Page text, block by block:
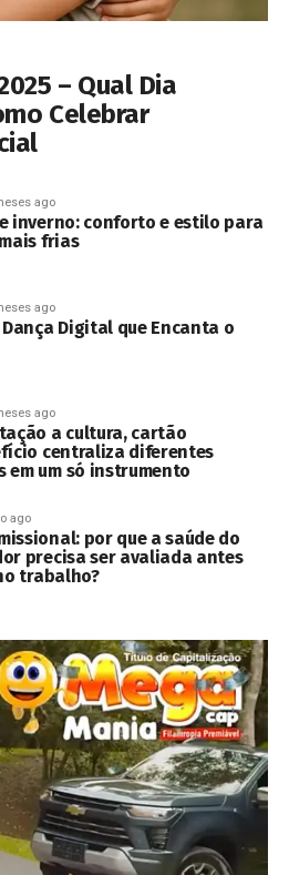
– Qual Dia
Celebrar
ago
inverno: conforto e estilo para
frias
ago
Dança Digital que Encanta o
ago
a cultura, cartão
centraliza diferentes
em um só instrumento
ago
por que a saúde do
precisa ser avaliada antes
trabalho?